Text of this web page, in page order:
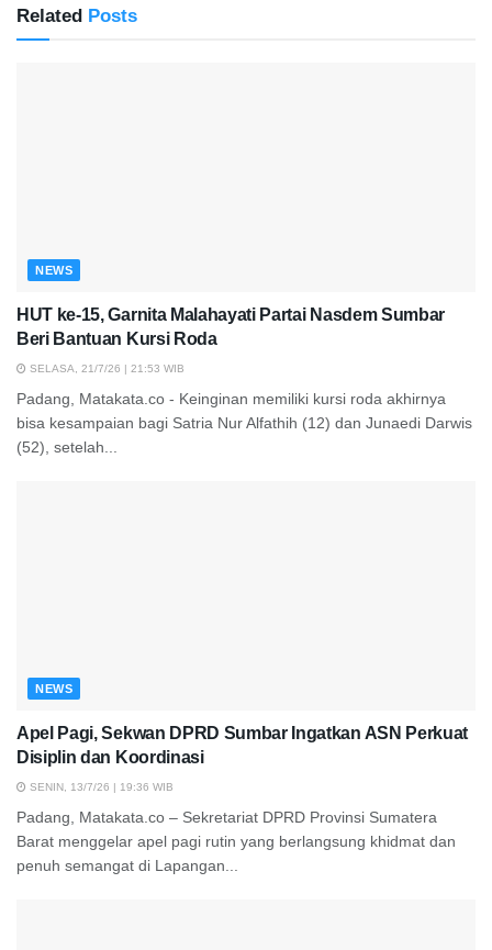
Related Posts
NEWS
HUT ke-15, Garnita Malahayati Partai Nasdem Sumbar
Beri Bantuan Kursi Roda
SELASA, 21/7/26 | 21:53 WIB
Padang, Matakata.co - Keinginan memiliki kursi roda akhirnya
bisa kesampaian bagi Satria Nur Alfathih (12) dan Junaedi Darwis
(52), setelah...
NEWS
Apel Pagi, Sekwan DPRD Sumbar Ingatkan ASN Perkuat
Disiplin dan Koordinasi
SENIN, 13/7/26 | 19:36 WIB
Padang, Matakata.co – Sekretariat DPRD Provinsi Sumatera
Barat menggelar apel pagi rutin yang berlangsung khidmat dan
penuh semangat di Lapangan...